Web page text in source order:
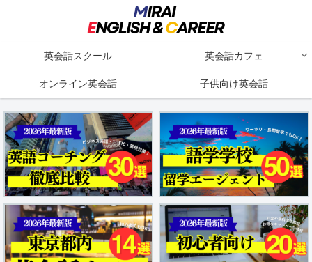
英会話スクール 英会話カフェ
オンライン英会話 子供向け英会話